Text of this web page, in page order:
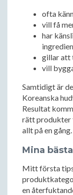
ofta
vill få
har
gillar att
vill
Samtidigt är
Koreanska
Resultat
rätt produkter
allt på en gång.
Mina
Mitt första
en